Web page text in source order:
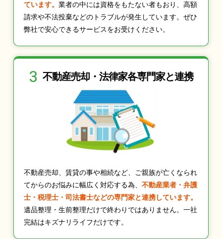
ています。 業者の中には資格をもたない者もおり、高額
請求や不法投棄などのトラブルが発生しています。ぜひ
弊社で安心できるサービスをお受けください。
3 不動産売却・法律家各専門家と連携
不動産売却、賃貸の事や相続など、ご親族が亡くなられ
てからのお悩みに幅広く対応する為、 不動産業者・弁護
士・税理士・司法書士などの専門家と連携しています。
遺品整理・生前整理だけで終わりではありません。一社
完結はキズナリライフだけです。